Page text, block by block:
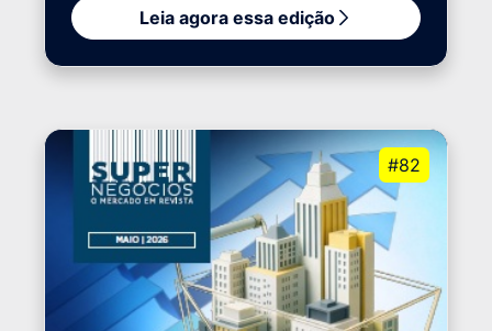
Leia agora essa edição
#82